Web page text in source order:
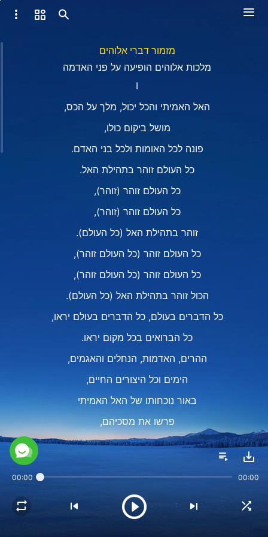
מזמור דברי אלוהים
מלכות אלוהים הופיעה על פני האדמה
I
האל האמיתי והכל יכול, מלך על הכס,
מושל ביקום כולו,
פונה לכל האומות ולכל בני האדם.
כל העולם זוהר בתהילת האל.
כל העולם זוהר (זוהר),
כל העולם זוהר (זוהר),
זוהר בתהילת האל (כל העולם).
כל העולם זוהר (כל העולם זוהר),
כל העולם זוהר (כל העולם זוהר),
הכול זוהר בתהילת האל (כל העולם).
כל הדברים בעולם, כל הדברים בעולם יראו,
כל הברואים בכל מקום יראו.
ההרים, האדמות, הנחלים והאגמים,
הימים וכל היצורים החיים,
באור נוכחותו של האל האמיתי
פרשו את מסכיהם,
התעוררו לתחיה,
הו, האל האחד והאמיתי מופיע לפני העולם.
00:00 00:00